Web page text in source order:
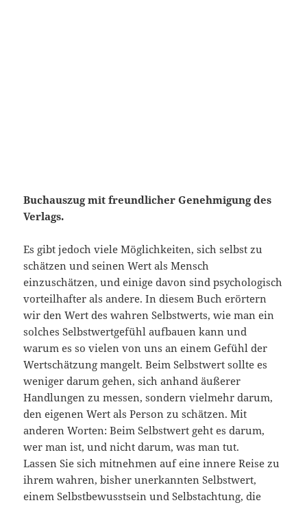
Buchauszug mit freundlicher Genehmigung des
Verlags.
Es gibt jedoch viele Möglichkeiten, sich selbst zu
schätzen und seinen Wert als Mensch
einzuschätzen, und einige davon sind psychologisch
vorteilhafter als andere. In diesem Buch erörtern
wir den Wert des wahren Selbstwerts, wie man ein
solches Selbstwertgefühl aufbauen kann und
warum es so vielen von uns an einem Gefühl der
Wertschätzung mangelt. Beim Selbstwert sollte es
weniger darum gehen, sich anhand äußerer
Handlungen zu messen, sondern vielmehr darum,
den eigenen Wert als Person zu schätzen. Mit
anderen Worten: Beim Selbstwert geht es darum,
wer man ist, und nicht darum, was man tut.
Lassen Sie sich mitnehmen auf eine innere Reise zu
ihrem wahren, bisher unerkannten Selbstwert,
einem Selbstbewusstsein und Selbstachtung, die